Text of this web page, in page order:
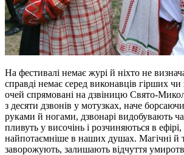
На фестивалі немає журі й ніхто не
справді немає серед виконавців гірших
очей спрямовані на дзвіницю Свято-
з десяти дзвонів у мотузках, наче
руками й ногами, дзвонарі видобувають
пливуть у височінь і розчиняються в
найпотаємніше в наших душах. Магічні й
заворожують, залишають відчуття